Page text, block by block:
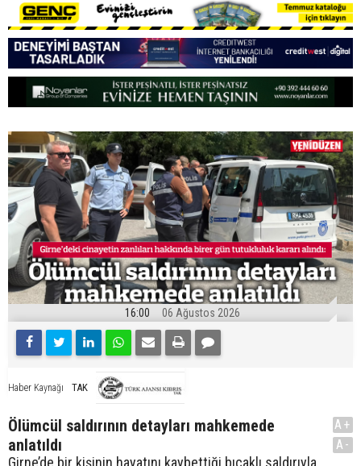
16:00 06 Ağustos 2026
Haber Kaynağı TAK
Ölümcül saldırının detayları mahkemede
anlatıldı
Girne’de bir kişinin hayatını kaybettiği bıçaklı saldırıyla
A+
A-